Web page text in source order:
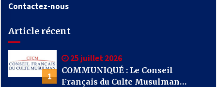
Contactez-nous
Article récent
1
25 juillet 2026
COMMUNIQUÉ : Le Conseil
Français du Culte Musulman